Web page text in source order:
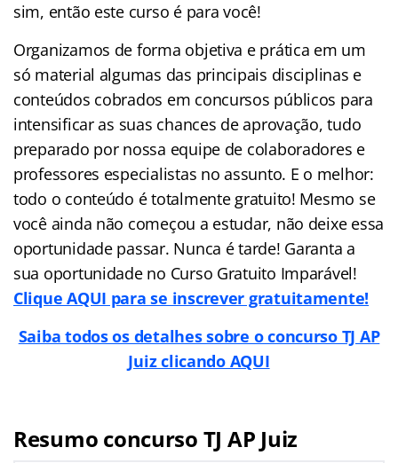
sim, então este curso é para você!
Organizamos de forma objetiva e prática em um
só material algumas das principais disciplinas e
conteúdos cobrados em concursos públicos para
intensificar as suas chances de aprovação, tudo
preparado por nossa equipe de colaboradores e
professores especialistas no assunto. E o melhor:
todo o conteúdo é totalmente gratuito! Mesmo se
você ainda não começou a estudar, não deixe essa
oportunidade passar. Nunca é tarde! Garanta a
sua oportunidade no Curso Gratuito Imparável!
Clique AQUI para se inscrever gratuitamente!
Saiba todos os detalhes sobre o concurso TJ AP
Juiz clicando AQUI
Resumo concurso TJ AP Juiz